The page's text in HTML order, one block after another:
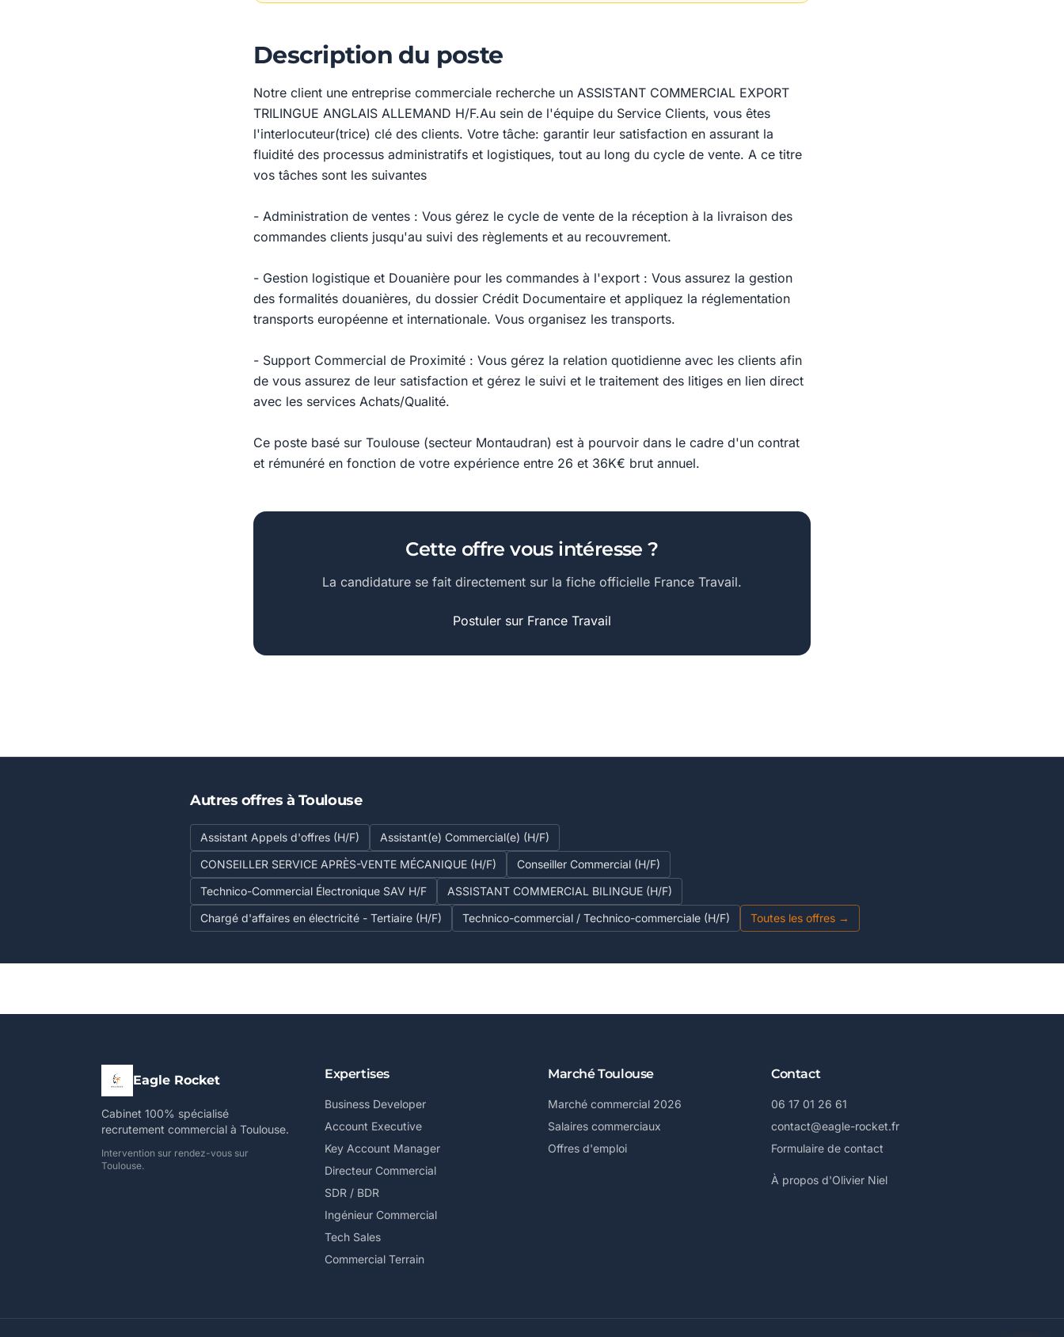
Description du poste
Notre client une entreprise commerciale recherche un ASSISTANT COMMERCIAL EXPORT
TRILINGUE ANGLAIS ALLEMAND H/F.Au sein de l'équipe du Service Clients, vous êtes
l'interlocuteur(trice) clé des clients. Votre tâche: garantir leur satisfaction en assurant la
fluidité des processus administratifs et logistiques, tout au long du cycle de vente. A ce titre
vos tâches sont les suivantes
- Administration de ventes : Vous gérez le cycle de vente de la réception à la livraison des
commandes clients jusqu'au suivi des règlements et au recouvrement.
- Gestion logistique et Douanière pour les commandes à l'export : Vous assurez la gestion
des formalités douanières, du dossier Crédit Documentaire et appliquez la réglementation
transports européenne et internationale. Vous organisez les transports.
- Support Commercial de Proximité : Vous gérez la relation quotidienne avec les clients afin
de vous assurez de leur satisfaction et gérez le suivi et le traitement des litiges en lien direct
avec les services Achats/Qualité.
Ce poste basé sur Toulouse (secteur Montaudran) est à pourvoir dans le cadre d'un contrat
et rémunéré en fonction de votre expérience entre 26 et 36K€ brut annuel.
Cette offre vous intéresse ?
La candidature se fait directement sur la fiche officielle France Travail.
Postuler sur France Travail
Autres offres à Toulouse
Assistant Appels d'offres (H/F)
Assistant(e) Commercial(e) (H/F)
CONSEILLER SERVICE APRÈS-VENTE MÉCANIQUE (H/F)
Conseiller Commercial (H/F)
Technico-Commercial Électronique SAV H/F
ASSISTANT COMMERCIAL BILINGUE (H/F)
Chargé d'affaires en électricité - Tertiaire (H/F)
Technico-commercial / Technico-commerciale (H/F) Toutes les offres →
Eagle Rocket
Cabinet 100% spécialisé
recrutement commercial à Toulouse.
Intervention sur rendez-vous sur
Toulouse.
Expertises
Business Developer
Account Executive
Key Account Manager
Directeur Commercial
SDR / BDR
Ingénieur Commercial
Tech Sales
Commercial Terrain
Marché Toulouse
Marché commercial 2026
Salaires commerciaux
Offres d'emploi
Contact
06 17 01 26 61
contact@eagle-rocket.fr
Formulaire de contact
À propos d'Olivier Niel